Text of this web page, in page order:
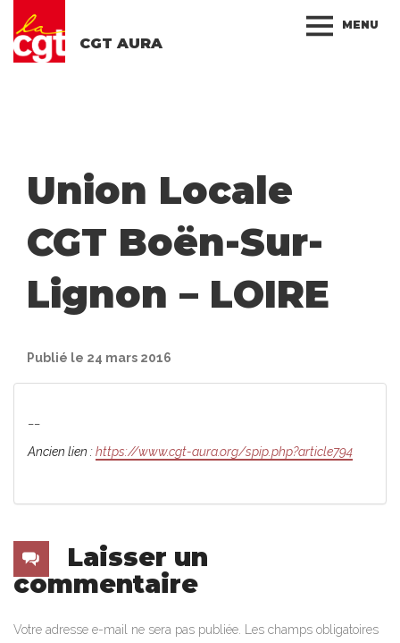
CGT AURA
MENU
Union Locale
CGT Boën-Sur-
Lignon – LOIRE
Publié le 24 mars 2016
Ancien lien :https://www.cgt-aura.org/spip.php?article794
Laisser un
commentaire
Votre adresse e-mail ne sera pas publiée.
Les champs obligatoires